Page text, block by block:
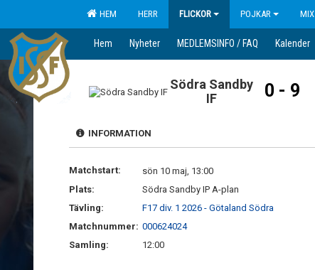
HEM HERR FLICKOR POJKAR MIX
Hem Nyheter MEDLEMSINFO / FAQ Kalender
Södra Sandby
IF
0 - 9
INFORMATION
Matchstart:
sön 10 maj, 13:00
Plats:
Södra Sandby IP A-plan
Tävling:
F17 div. 1 2026 - Götaland Södra
Matchnummer: 000624024
Samling:
12:00